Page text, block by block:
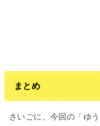
まとめ
さいごに、今回の「ゆ